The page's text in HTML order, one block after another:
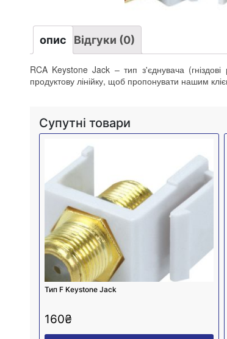
опис Відгуки (0)
RCA Keystone Jack – тип з'єднувача
продуктову лінійку, щоб пропонувати нашим
Супутні товари
Тип F Keystone Jack
160₴